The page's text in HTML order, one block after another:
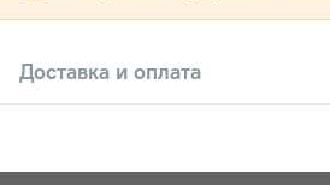
Доставка и оплата